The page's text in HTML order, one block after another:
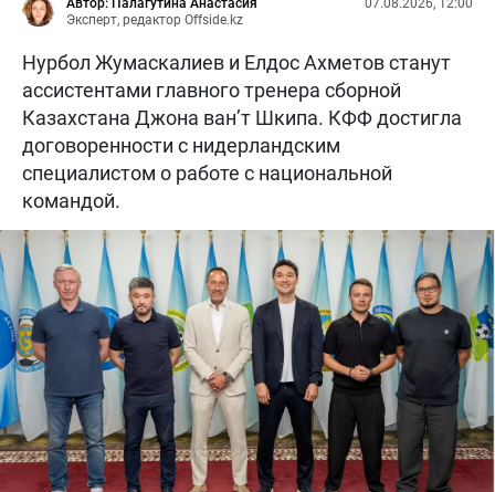
Эксперт, редактор Offside.kz
Нурбол Жумаскалиев и Елдос Ахметов станут
ассистентами главного тренера сборной
Казахстана Джона ван’т Шкипа. КФФ достигла
договоренности с нидерландским
специалистом о работе с национальной
командой.